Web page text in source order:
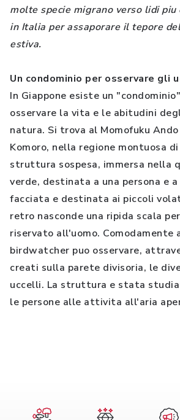
molte specie migrano verso lidi
in Italia per assaporare il tepore
estiva.
Un condominio per osservare gli
In Giappone esiste un
osservare la vita e le abitudini
natura. Si trova al Momofuku
Komoro, nella regione montuosa di
struttura sospesa, immersa nella
verde, destinata a una persona e
facciata e destinata ai piccoli
retro nasconde una ripida scala
riservato all'uomo.
birdwatcher puo osservare,
creati sulla parete divisoria, le
uccelli. La struttura e stata
le persone alle attivita all'aria